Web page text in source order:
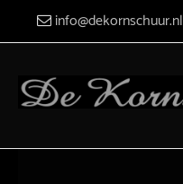
info@dekornschuur.nl